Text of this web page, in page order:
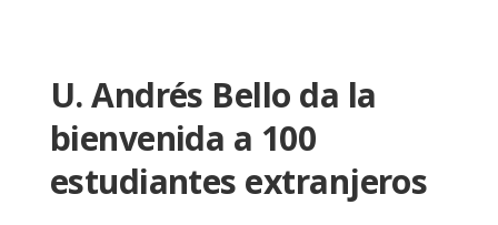
U. Andrés Bello da la
bienvenida a 100
estudiantes extranjeros